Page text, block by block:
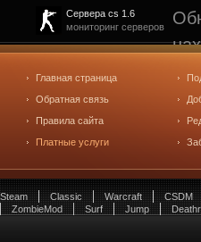
Сервера cs 1.6
мониторинг серверов
Главная страница
Обратная связь
Правила сайта
Платные услуги
Steam Classic Warcraft CSDM
ZombieMod
Surf Jump